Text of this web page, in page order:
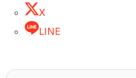
X
LINE